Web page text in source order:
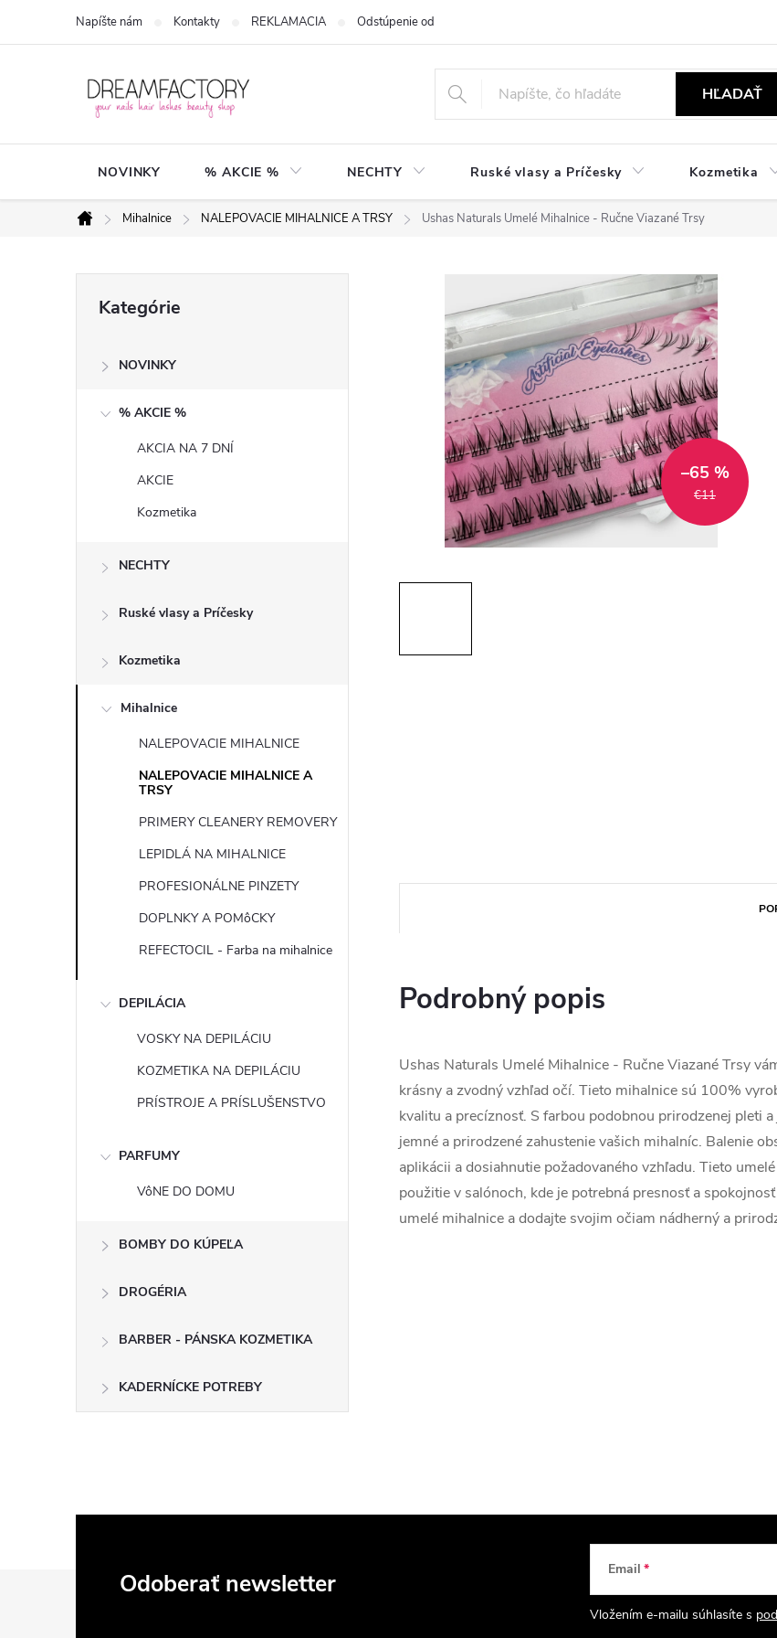
Napíšte nám Kontakty REKLAMACIA Odstúpenie od zmluvy
HĽADAŤ
NOVINKY % AKCIE % NECHTY Ruské vlasy a Príčesky Kozmetika
Domov
Mihalnice NALEPOVACIE MIHALNICE A TRSY Ushas Naturals Umelé Mihalnice - Ručne Viazané Trsy
kategórie
Kategórie
NOVINKY
% AKCIE %
AKCIA NA 7 DNÍ
AKCIE
Kozmetika
NECHTY
Ruské vlasy a Príčesky
Kozmetika
Mihalnice
NALEPOVACIE MIHALNICE
NALEPOVACIE MIHALNICE A
TRSY
PRIMERY CLEANERY REMOVERY
LEPIDLÁ NA MIHALNICE
PROFESIONÁLNE PINZETY
DOPLNKY A POMôCKY
REFECTOCIL - Farba na mihalnice
DEPILÁCIA
VOSKY NA DEPILÁCIU
KOZMETIKA NA DEPILÁCIU
PRÍSTROJE A PRÍSLUŠENSTVO
PARFUMY
VôNE DO DOMU
BOMBY DO KÚPEĽA
DROGÉRIA
BARBER - PÁNSKA KOZMETIKA
KADERNÍCKE POTREBY
€11
–65 %
Podrobný popis
Ushas Naturals Umelé Mihalnice - Ručne Viazané Trsy
krásny a zvodný vzhľad očí. Tieto mihalnice sú 100%
kvalitu a precíznosť. S farbou podobnou prirodzenej pleti
jemné a prirodzené zahustenie vašich mihalníc. Balenie
aplikácii a dosiahnutie požadovaného vzhľadu. Tieto
použitie v salónoch, kde je potrebná presnosť a
umelé mihalnice a dodajte svojim očiam nádherný a
Odoberať newsletter Email
Vložením e-mailu súhlasíte s